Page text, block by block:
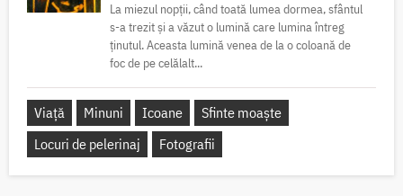
La miezul nopții, când toată lumea dormea, sfântul
s-a trezit și a văzut o lumină care lumina întreg
ținutul. Aceasta lumină venea de la o coloană de
foc de pe celălalt...
Viață Minuni Icoane
Sfinte moaște
Locuri de pelerinaj
Fotografii